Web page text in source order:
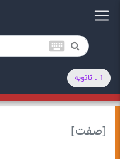
keyboard
1 . ثانویه
[صفت]